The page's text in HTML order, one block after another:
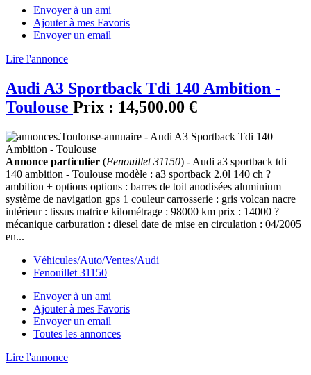
Envoyer à un ami
Ajouter à mes Favoris
Envoyer un email
Lire l'annonce
Audi A3 Sportback Tdi 140 Ambition -
Toulouse Prix : 14,500.00 €
Annonce particulier (Fenouillet 31150) - Audi a3 sportback tdi
140 ambition - Toulouse modèle : a3 sportback 2.0l 140 ch ?
ambition + options options : barres de toit anodisées aluminium
système de navigation gps 1 couleur carrosserie : gris volcan nacre
intérieur : tissus matrice kilométrage : 98000 km prix : 14000 ?
mécanique carburation : diesel date de mise en circulation : 04/2005
en...
Véhicules/Auto/Ventes/Audi
Fenouillet 31150
Envoyer à un ami
Ajouter à mes Favoris
Envoyer un email
Toutes les annonces
Lire l'annonce